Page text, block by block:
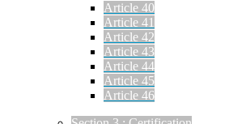
Article 40
Article 41
Article 42
Article 43
Article 44
Article 45
Article 46